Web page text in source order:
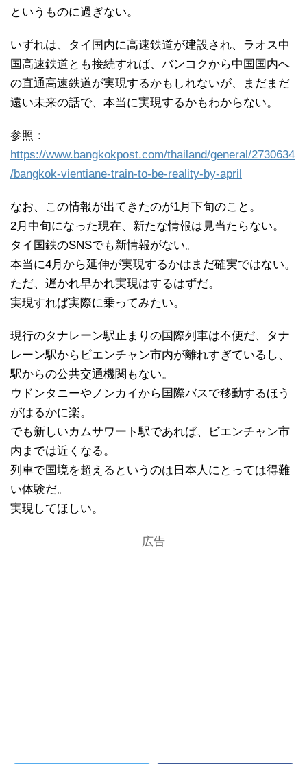
というものに過ぎない。
いずれは、タイ国内に高速鉄道が建設され、ラオス中
国高速鉄道とも接続すれば、バンコクから中国国内へ
の直通高速鉄道が実現するかもしれないが、まだまだ
遠い未来の話で、本当に実現するかもわからない。
参照：
https://www.bangkokpost.com/thailand/general/2730634
/bangkok-vientiane-train-to-be-reality-by-april
なお、この情報が出てきたのが1月下旬のこと。
2月中旬になった現在、新たな情報は見当たらない。
タイ国鉄のSNSでも新情報がない。
本当に4月から延伸が実現するかはまだ確実ではない。
ただ、遅かれ早かれ実現はするはずだ。
実現すれば実際に乗ってみたい。
現行のタナレーン駅止まりの国際列車は不便だ、タナ
レーン駅からビエンチャン市内が離れすぎているし、
駅からの公共交通機関もない。
ウドンタニーやノンカイから国際バスで移動するほう
がはるかに楽。
でも新しいカムサワート駅であれば、ビエンチャン市
内までは近くなる。
列車で国境を超えるというのは日本人にとっては得難
い体験だ。
実現してほしい。
広告